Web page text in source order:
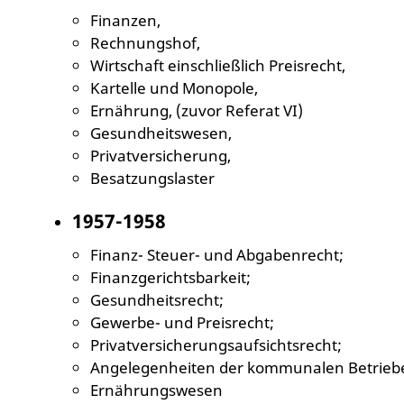
Finanzen,
Rechnungshof,
Wirtschaft einschließlich Preisrecht,
Kartelle und Monopole,
Ernährung, (zuvor Referat VI)
Gesundheitswesen,
Privatversicherung,
Besatzungslaster
1957-1958
Finanz- Steuer- und Abgabenrecht;
Finanzgerichtsbarkeit;
Gesundheitsrecht;
Gewerbe- und Preisrecht;
Privatversicherungsaufsichtsrecht;
Angelegenheiten der kommunalen
Ernährungswesen